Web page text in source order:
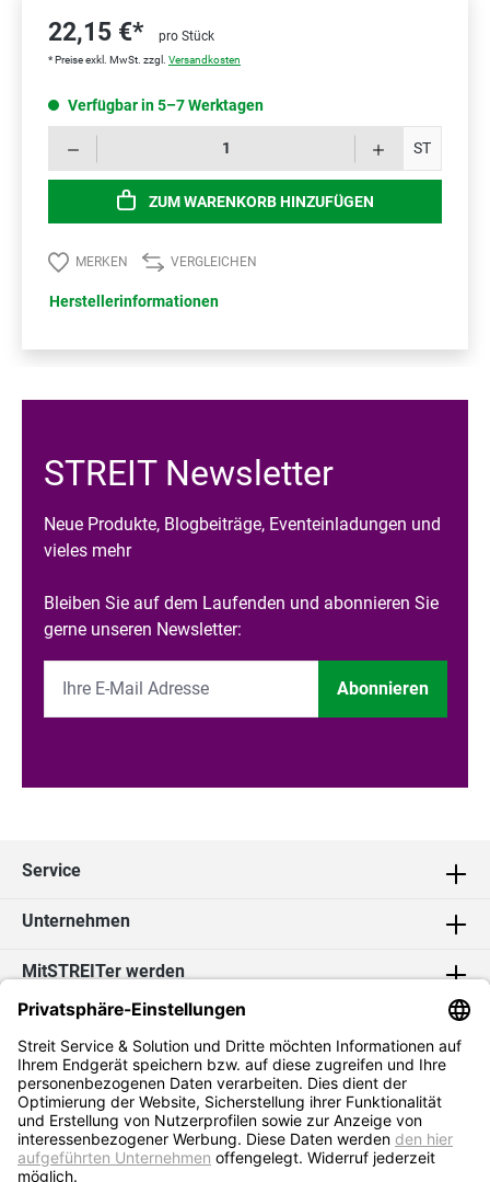
22,15 €* pro Stück
* Preise exkl. MwSt. zzgl. Versandkosten
Verfügbar in 5–7 Werktagen
ST
ZUM WARENKORB HINZUFÜGEN
MERKEN VERGLEICHEN
Herstellerinformationen
STREIT Newsletter
Neue Produkte, Blogbeiträge, Eventeinladungen und
vieles mehr
Bleiben Sie auf dem Laufenden und abonnieren Sie
gerne unseren Newsletter:
Abonnieren
Service
Unternehmen
MitSTREITer werden
Kontakt
Social Media